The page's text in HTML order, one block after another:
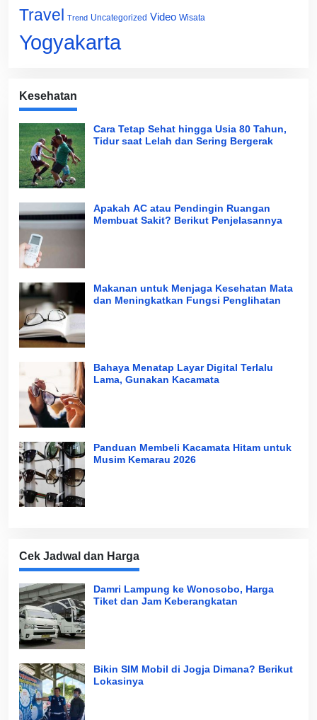
Travel Trend Uncategorized Video Wisata
Yogyakarta
Kesehatan
Cara Tetap Sehat hingga Usia 80 Tahun,
Tidur saat Lelah dan Sering Bergerak
Apakah AC atau Pendingin Ruangan
Membuat Sakit? Berikut Penjelasannya
Makanan untuk Menjaga Kesehatan Mata
dan Meningkatkan Fungsi Penglihatan
Bahaya Menatap Layar Digital Terlalu
Lama, Gunakan Kacamata
Panduan Membeli Kacamata Hitam untuk
Musim Kemarau 2026
Cek Jadwal dan Harga
Damri Lampung ke Wonosobo, Harga
Tiket dan Jam Keberangkatan
Bikin SIM Mobil di Jogja Dimana? Berikut
Lokasinya